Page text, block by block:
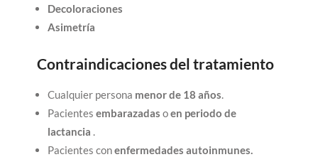
Decoloraciones
Asimetría
Contraindicaciones del tratamiento
Cualquier persona menor de 18 años.
Pacientesembarazadasoen periodo de
lactancia .
Pacientes conenfermedades autoinmunes.